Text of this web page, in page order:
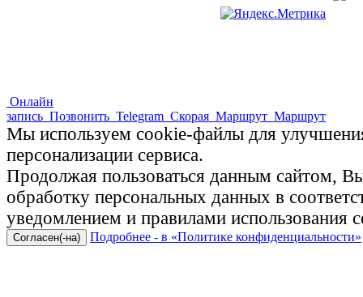
Онлайн
запись Позвонить Telegram Скорая Маршрут Маршрут
Мы используем cookie-файлы для
персонализации сервиса.
Продолжая пользоваться данным сайтом, Вы
обработку персональных данных в
уведомлением и правилами использования
Согласен(-на) Подробнее - в «Политике конфиденциальности»